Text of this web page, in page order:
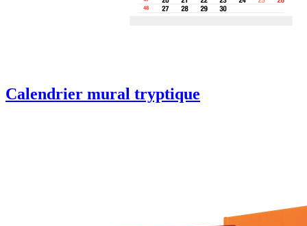
Calendrier mural tryptique